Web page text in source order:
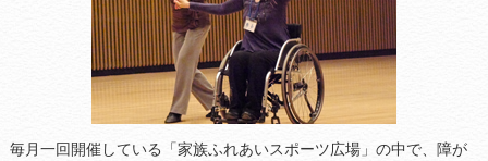
毎月一回開催している「家族ふれあいスポーツ広場」の中で、障が